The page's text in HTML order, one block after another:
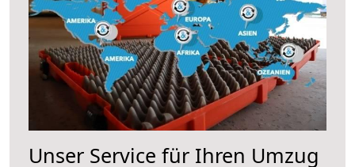
Unser Service für Ihren Umzug